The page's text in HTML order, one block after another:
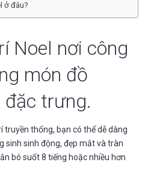
ở đâu?
Noel nơi công
món đồ
trưng.
thống, bạn có thể dễ dàng
sinh sinh động, đẹp mắt và tràn
bó suốt 8 tiếng hoặc nhiều hơn